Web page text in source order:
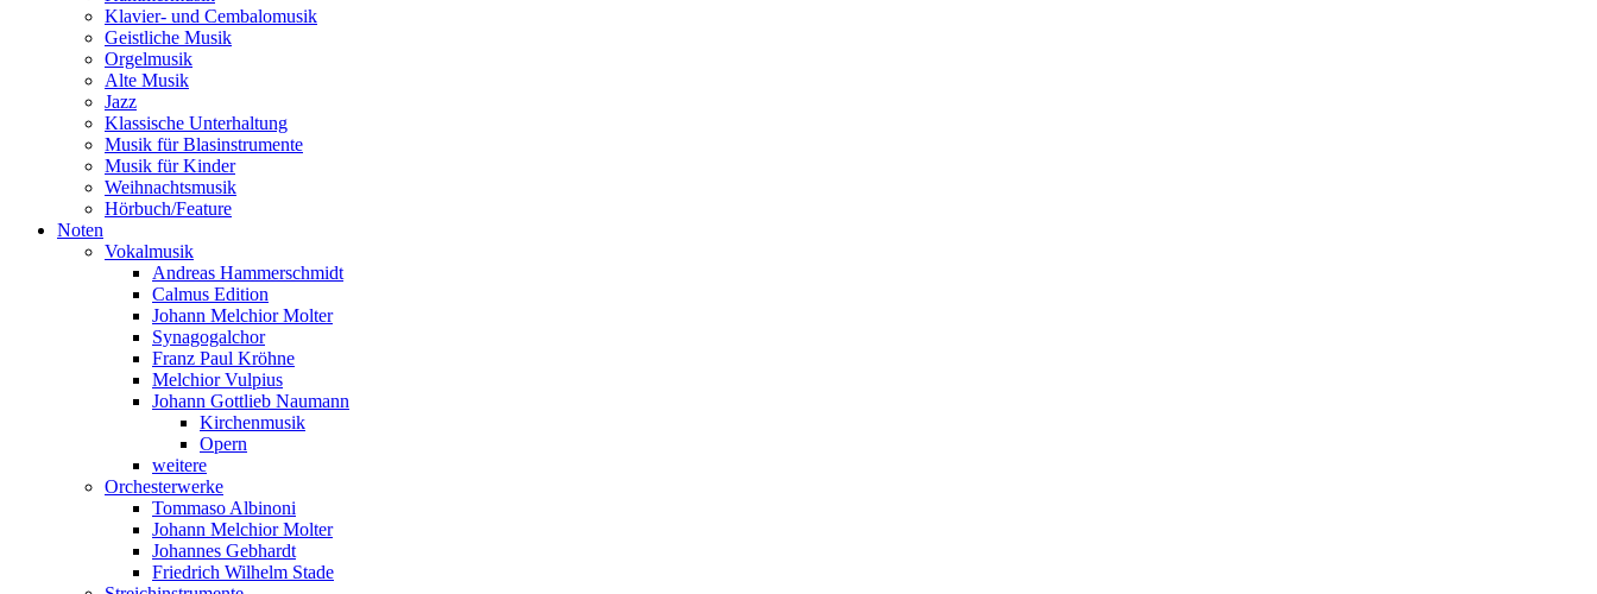
Klavier- und Cembalomusik
Geistliche Musik
Orgelmusik
Alte Musik
Jazz
Klassische Unterhaltung
Musik für Blasinstrumente
Musik für Kinder
Weihnachtsmusik
Hörbuch/Feature
Noten
Vokalmusik
Andreas Hammerschmidt
Calmus Edition
Johann Melchior Molter
Synagogalchor
Franz Paul Kröhne
Melchior Vulpius
Johann Gottlieb Naumann
Kirchenmusik
Opern
weitere
Orchesterwerke
Tommaso Albinoni
Johann Melchior Molter
Johannes Gebhardt
Friedrich Wilhelm Stade